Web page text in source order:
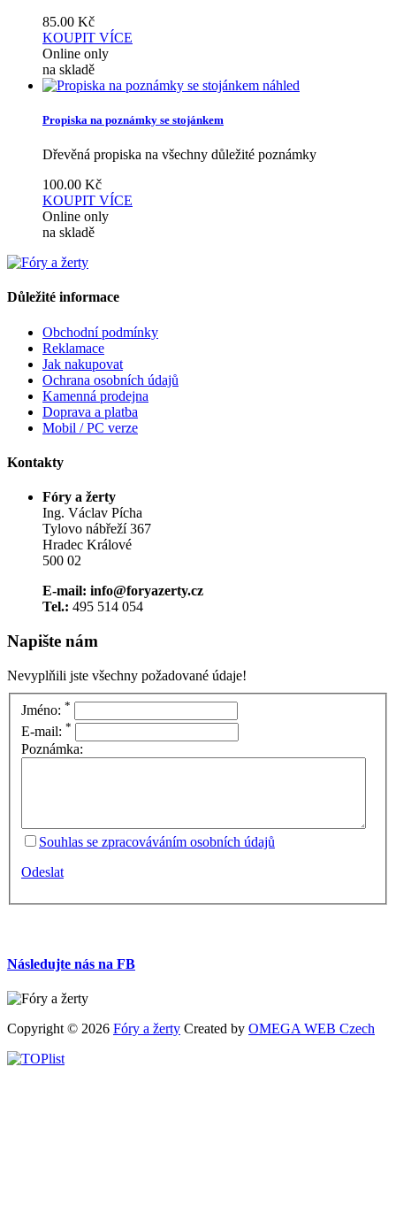
85.00 Kč
KOUPIT VÍCE
Online only
na skladě
náhled
Propiska na poznámky se stojánkem
Dřevěná propiska na všechny důležité poznámky
100.00 Kč
KOUPIT VÍCE
Online only
na skladě
Důležité informace
Obchodní podmínky
Reklamace
Jak nakupovat
Ochrana osobních údajů
Kamenná prodejna
Doprava a platba
Mobil / PC verze
Kontakty
Fóry a žerty
Ing. Václav Pícha
Tylovo nábřeží 367
Hradec Králové
500 02
E-mail: info@foryazerty.cz
Tel.: 495 514 054
Napište nám
Nevyplňili jste všechny požadované údaje!
Jméno: *
E-mail: *
Poznámka:
Souhlas se zpracováváním osobních údajů
Odeslat
Následujte nás na FB
Copyright © 2026 Fóry a žerty Created by OMEGA WEB Czech